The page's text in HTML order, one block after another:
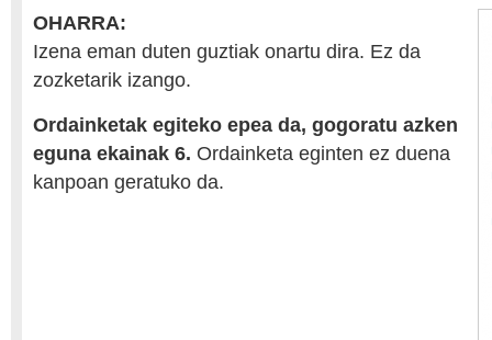
OHARRA:
Izena eman duten guztiak onartu dira. Ez da
zozketarik izango.
Ordainketak egiteko epea da, gogoratu azken
eguna ekainak 6. Ordainketa eginten ez duena
kanpoan geratuko da.